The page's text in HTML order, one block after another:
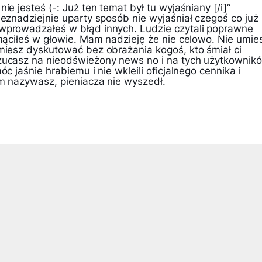
jesteś (-: Już ten temat był tu wyjaśniany [/i]”
uparty sposób nie wyjaśniał czegoś co już
w błąd innych. Ludzie czytali poprawne
w głowie. Mam nadzieję że nie celowo. Nie
dyskutować bez obrażania kogoś, kto śmiał ci
na nieodświeżony news no i na tych
jaśnie hrabiemu i nie wkleili oficjalnego cennika i
nazywasz, pieniacza nie wyszedł.